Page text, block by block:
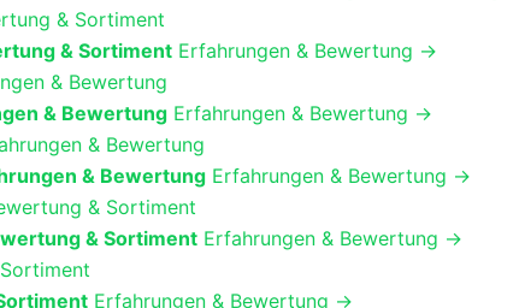
& Sortiment Erfahrungen & Bewertung →
& Bewertung Erfahrungen & Bewertung →
& Bewertung Erfahrungen & Bewertung →
& Sortiment Erfahrungen & Bewertung →
Erfahrungen & Bewertung →